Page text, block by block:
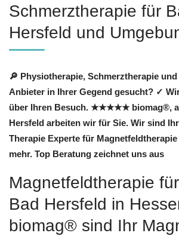
Schmerztherapie für
Hersfeld und
🔎 Physiotherapie, Schmerztherapie
Anbieter in Ihrer Gegend gesucht? ✓
über Ihren Besuch. ★★★★★ biomag®,
Hersfeld arbeiten wir für Sie. Wir sind
Therapie Experte für
mehr. Top Beratung zeichnet uns aus
Magnetfeldtherapie
Bad Hersfeld in
biomag® sind Ihr